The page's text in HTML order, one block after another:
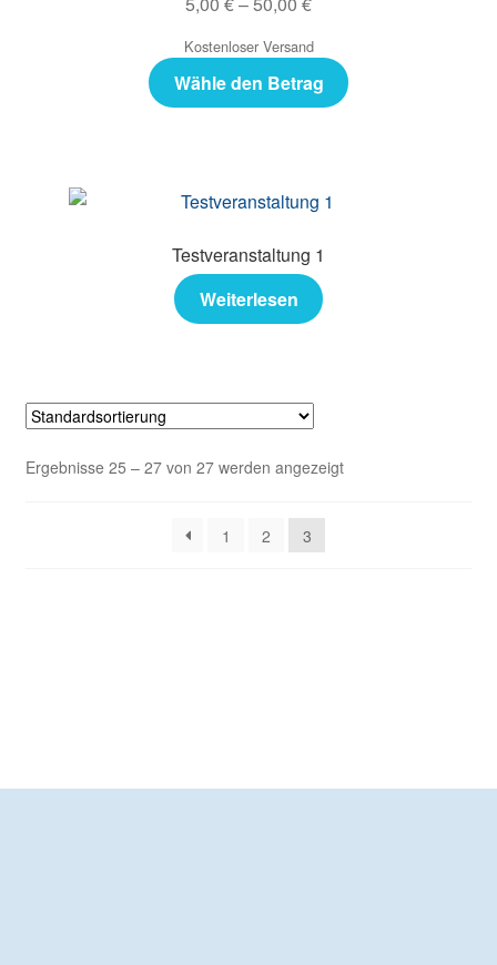
Kostenloser Versand
Wähle den Betrag
Testveranstaltung 1
Weiterlesen
Ergebnisse 25 – 27 von 27 werden angezeigt
1 2 3